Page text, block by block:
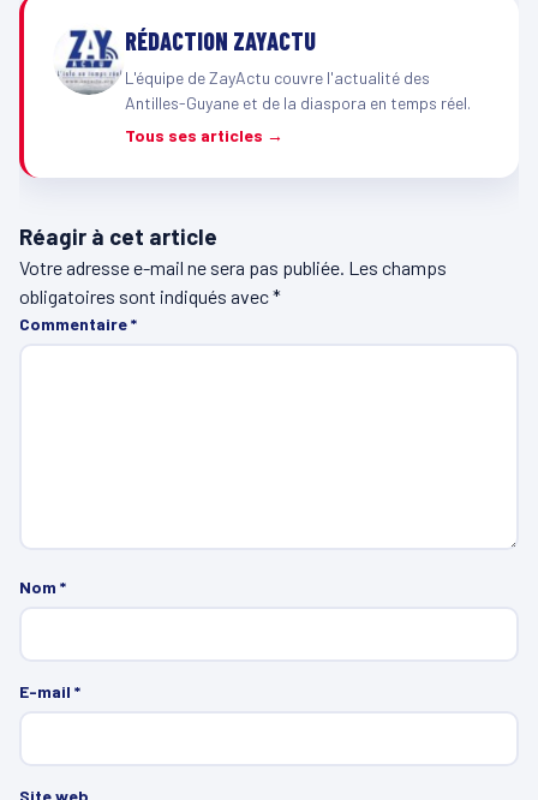
RÉDACTION ZAYACTU
L'équipe de ZayActu couvre l'actualité des
Antilles-Guyane et de la diaspora en temps réel.
Tous ses articles →
Réagir à cet article
Votre adresse e-mail ne sera pas publiée. Les champs
obligatoires sont indiqués avec*
Commentaire*
Nom *
E-mail *
Site web